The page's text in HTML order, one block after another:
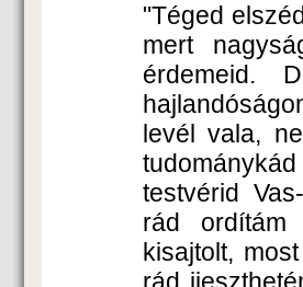
"Téged
mert
érdemeid.
levél vala,
testvérid
rád ordítám
kisajtolt,